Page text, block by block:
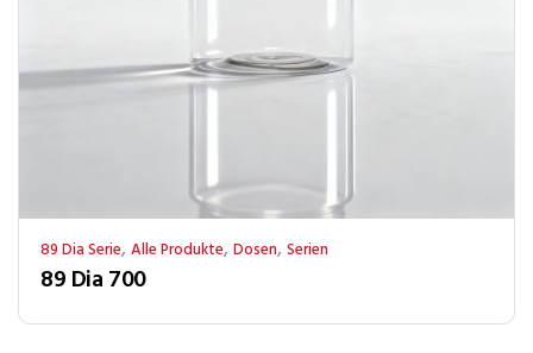
89 Dia Serie, Alle Produkte, Dosen, Serien
89 Dia 700